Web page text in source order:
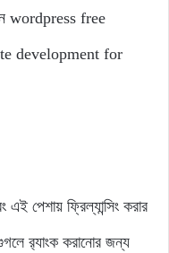
wordpress free
development for
পেশায় ফ্রিল্যান্সিং করার
র‌্যাংক করানোর জন্য